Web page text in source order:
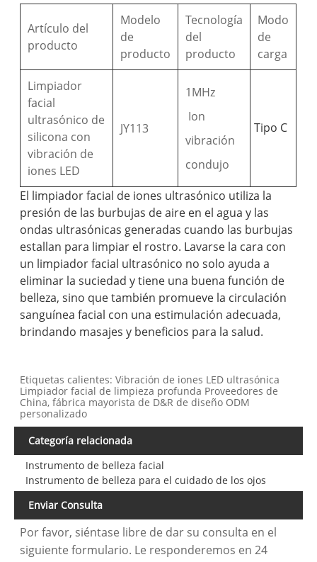
Artículo del
producto
Modelo
de
producto
Tecnología
del
producto
Modo
de
carga
Limpiador
facial
ultrasónico de
silicona con
vibración de
iones LED
JY113
1MHz
Ion
vibración
condujo
Tipo C
El limpiador facial de iones ultrasónico utiliza la
presión de las burbujas de aire en el agua y las
ondas ultrasónicas generadas cuando las burbujas
estallan para limpiar el rostro. Lavarse la cara con
un limpiador facial ultrasónico no solo ayuda a
eliminar la suciedad y tiene una buena función de
belleza, sino que también promueve la circulación
sanguínea facial con una estimulación adecuada,
brindando masajes y beneficios para la salud.
Etiquetas calientes: Vibración de iones LED ultrasónica
Limpiador facial de limpieza profunda Proveedores de
China, fábrica mayorista de D&R de diseño ODM
personalizado
Categoría relacionada
Instrumento de belleza facial
Instrumento de belleza para el cuidado de los ojos
Enviar Consulta
Por favor, siéntase libre de dar su consulta en el
siguiente formulario. Le responderemos en 24